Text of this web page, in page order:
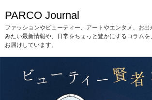
PARCO Journal
ファッションやビューティー、アートやエンタメ、お
みたい最新情報や、日常をちょっと豊かにするコラムを
お届けしています。